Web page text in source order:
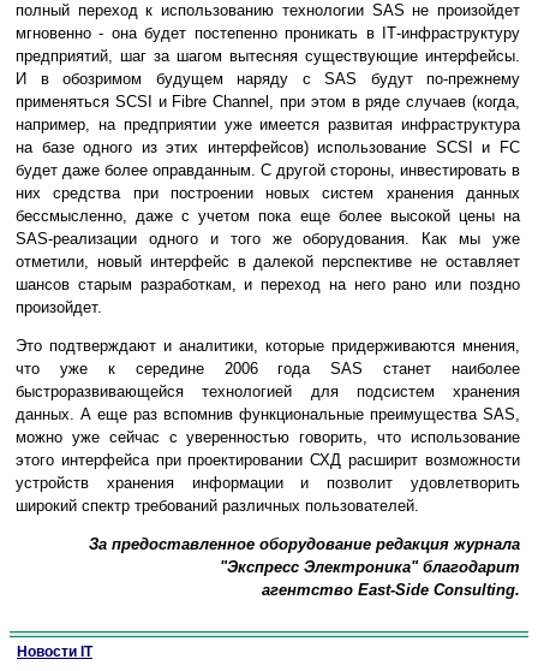
полный переход к использованию технологии SAS не произойдет
мгновенно - она будет постепенно проникать в IТ-инфраструктуру
предприятий, шаг за шагом вытесняя существующие интерфейсы.
И в обозримом будущем наряду с SAS будут по-прежнему
применяться SCSI и Fibre Channel, при этом в ряде случаев (когда,
например, на предприятии уже имеется развитая инфраструктура
на базе одного из этих интерфейсов) использование SCSI и FC
будет даже более оправданным. С другой стороны, инвестировать в
них средства при построении новых систем хранения данных
бессмысленно, даже с учетом пока еще более высокой цены на
SAS-реализации одного и того же оборудования. Как мы уже
отметили, новый интерфейс в далекой перспективе не оставляет
шансов старым разработкам, и переход на него рано или поздно
произойдет.
Это подтверждают и аналитики, которые придерживаются мнения,
что уже к середине 2006 года SAS станет наиболее
быстроразвивающейся технологией для подсистем хранения
данных. А еще раз вспомнив функциональные преимущества SAS,
можно уже сейчас с уверенностью говорить, что использование
этого интерфейса при проектировании СХД расширит возможности
устройств хранения информации и позволит удовлетворить
широкий спектр требований различных пользователей.
За предоставленное оборудование редакция журнала
"Экспресс Электроника" благодарит
агентство East-Side Consulting.
Новости IT